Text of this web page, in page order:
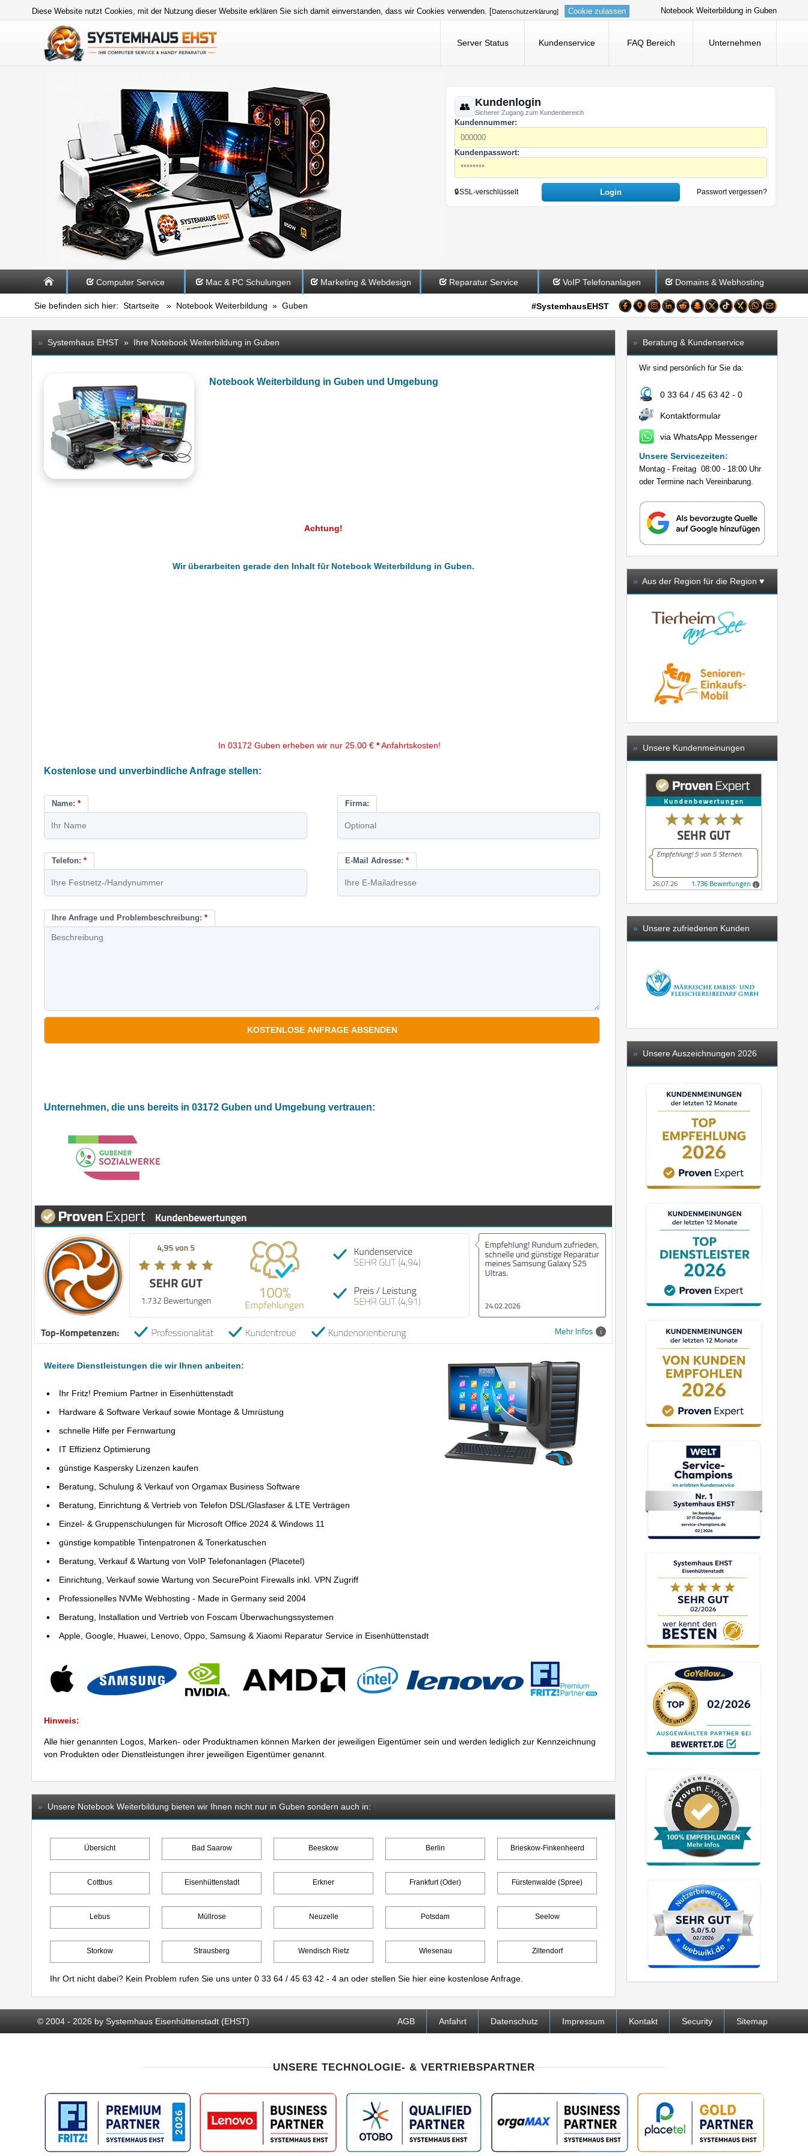
Notebook Weiterbildung in Guben
Diese Website nutzt Cookies, mit der Nutzung dieser Website erklären Sie sich damit einverstanden, dass wir Cookies verwenden. [ Datenschutzerklärung] Cookie zulassen
Server Status Kundenservice FAQ Bereich Unternehmen
Kundenlogin
Sicherer Zugang zum Kundenbereich
Kundennummer:
Kundenpasswort:
🔒SSL-verschlüsselt Passwort vergessen?
Computer Service Mac & PC Schulungen Marketing & Webdesign Reparatur Service VoIP Telefonanlagen Domains & Webhosting
Sie befinden sich hier: Startseite » Notebook Weiterbildung » Guben #SystemhausEHST
» Systemhaus EHST » Ihre Notebook Weiterbildung in Guben
Notebook Weiterbildung in Guben und Umgebung
Achtung!
Wir überarbeiten gerade den Inhalt für Notebook Weiterbildung in Guben.
In 03172 Guben erheben wir nur 25.00 € *Anfahrtskosten!
Kostenlose und unverbindliche Anfrage stellen:
Name: * Firma:
Telefon: * E-Mail Adresse: *
Ihre Anfrage und Problembeschreibung: *
Unternehmen, die uns bereits in 03172 Guben und Umgebung vertrauen:
Weitere Dienstleistungen die wir Ihnen anbeiten:
Ihr Fritz! Premium Partner in Eisenhüttenstadt
Hardware & Software Verkauf sowie Montage & Umrüstung
schnelle Hilfe per Fernwartung
IT Effizienz Optimierung
günstige Kaspersky Lizenzen kaufen
Beratung, Schulung & Verkauf von Orgamax Business Software
Beratung, Einrichtung & Vertrieb von Telefon DSL/Glasfaser & LTE Verträgen
Einzel- & Gruppenschulungen für Microsoft Office 2024 & Windows 11
günstige kompatible Tintenpatronen & Tonerkatuschen
Beratung, Verkauf & Wartung von VoIP Telefonanlagen (Placetel)
Einrichtung, Verkauf sowie Wartung von SecurePoint Firewalls inkl. VPN Zugriff
Professionelles NVMe Webhosting - Made in Germany seid 2004
Beratung, Installation und Vertrieb von Foscam Überwachungssystemen
Apple, Google, Huawei, Lenovo, Oppo, Samsung & Xiaomi Reparatur Service in Eisenhüttenstadt
Hinweis:
Alle hier genannten Logos, Marken- oder Produktnamen können Marken der jeweiligen Eigentümer sein und werden lediglich zur Kennzeichnung
von Produkten oder Dienstleistungen ihrer jeweiligen Eigentümer genannt.
» Unsere Notebook Weiterbildung bieten wir Ihnen nicht nur in Guben sondern auch in:
Übersicht Bad Saarow Beeskow Berlin Brieskow-Finkenheerd
Cottbus Eisenhüttenstadt Erkner Frankfurt (Oder) Fürstenwalde (Spree)
Lebus Müllrose Neuzelle Potsdam Seelow
Storkow Strausberg Wendisch Rietz Wiesenau Ziltendorf
Ihr Ort nicht dabei? Kein Problem rufen Sie uns unter 0 33 64 / 45 63 42 - 4 an oder stellen Sie hier eine kostenlose Anfrage.
» Beratung & Kundenservice
Wir sind persönlich für Sie da:
0 33 64 / 45 63 42 - 0
Kontaktformular
via WhatsApp Messenger
Unsere Servicezeiten:
Montag - Freitag 08:00 - 18:00 Uhr
oder Termine nach Vereinbarung.
» Aus der Region für die Region ♥️
» Unsere Kundenmeinungen
» Unsere zufriedenen Kunden
» Unsere Auszeichnungen 2026
© 2004 - 2026 by Systemhaus Eisenhüttenstadt (EHST) AGB Anfahrt Datenschutz Impressum Kontakt Security Sitemap
UNSERE TECHNOLOGIE- & VERTRIEBSPARTNER